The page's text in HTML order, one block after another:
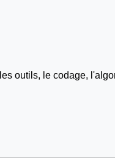
outils, le codage,